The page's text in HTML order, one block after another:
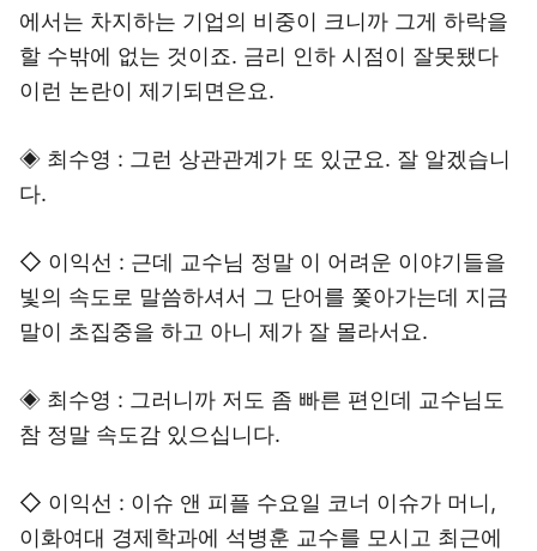
에서는 차지하는 기업의 비중이 크니까 그게 하락을
할 수밖에 없는 것이죠. 금리 인하 시점이 잘못됐다
이런 논란이 제기되면은요.
◈ 최수영 : 그런 상관관계가 또 있군요. 잘 알겠습니
다.
◇ 이익선 : 근데 교수님 정말 이 어려운 이야기들을
빛의 속도로 말씀하셔서 그 단어를 쫓아가는데 지금
말이 초집중을 하고 아니 제가 잘 몰라서요.
◈ 최수영 : 그러니까 저도 좀 빠른 편인데 교수님도
참 정말 속도감 있으십니다.
◇ 이익선 : 이슈 앤 피플 수요일 코너 이슈가 머니,
이화여대 경제학과에 석병훈 교수를 모시고 최근에